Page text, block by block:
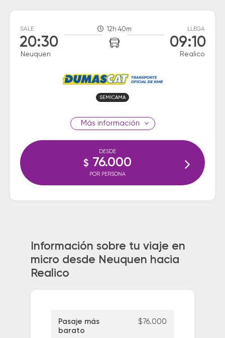
SALE
20:30
Neuquen
12h 40m LLEGA
09:10
Realico
SEMICAMA
información
DESDE
$ 76.000
POR PERSONA
Información sobre tu viaje en
micro desde Neuquen hacia
Realico
Pasaje más
barato
$76.000